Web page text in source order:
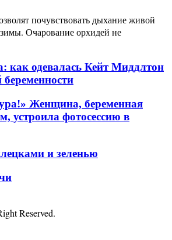
почувствовать дыхание живой
Очарование орхидей не
как одевалась Кейт Миддлтон
беременности
Женщина, беременная
устроила фотосессию в
и зеленью
Reserved.